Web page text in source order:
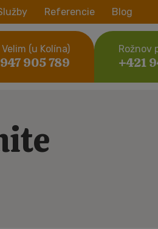
Referencie Blog
Velim (u Kolína)
905 789
Rožnov
+421